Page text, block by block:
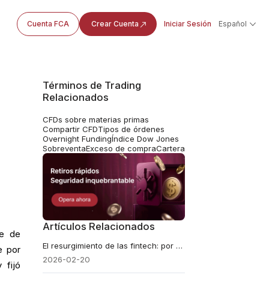
Cuenta FCA Crear Cuenta Iniciar Sesión Español
de
por
fijó
Términos de Trading
Relacionados
CFDs sobre materias primas
Compartir CFDTipos de órdenes
Overnight FundingÍndice Dow Jones
SobreventaExceso de compraCartera
Artículos Relacionados
El resurgimiento de las fintech: por qué el dinero inteligente está apostando por estas tres acciones disruptivas
2026-02-20